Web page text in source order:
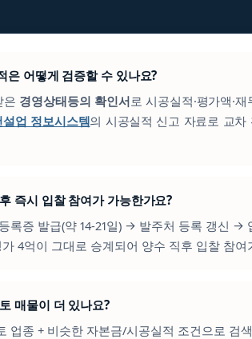
은 어떻게 검증할 수 있나요?
은 경영상태등의 확인서로 시공실적·평가액·
업 정보시스템의 시공실적 신고 자료로 교
즉시 입찰 참여가 가능한가요?
록증 발급(약 14-21일) → 발주처 등록 갱신 →
4억이 그대로 승계되어 양수 직후 입찰 참여
매물이 더 있나요?
업종 + 비슷한 자본금/시공실적 조건으로 검